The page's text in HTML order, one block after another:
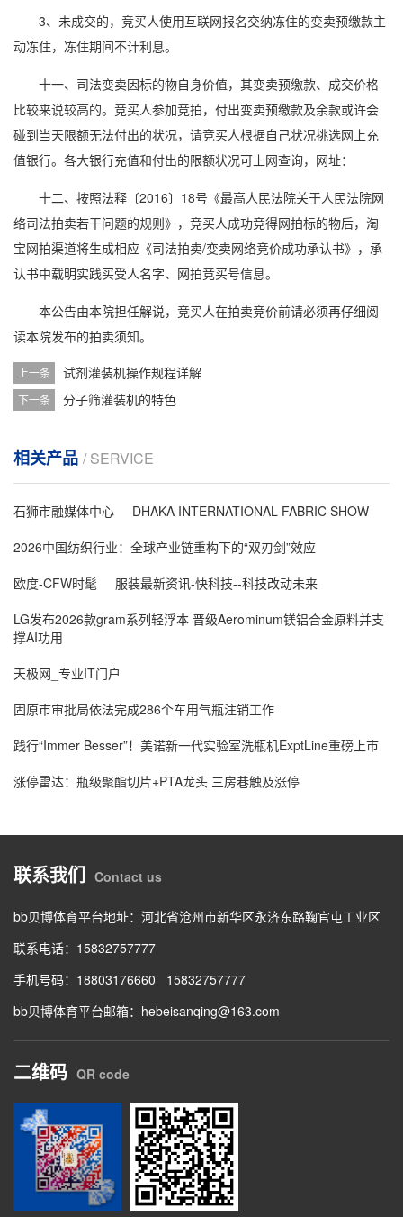
3、未成交的，竞买人使用互联网报名交纳冻住的变卖预缴款主
动冻住，冻住期间不计利息。
十一、司法变卖因标的物自身价值，其变卖预缴款、成交价格
比较来说较高的。竞买人参加竞拍，付出变卖预缴款及余款或许会
碰到当天限额无法付出的状况，请竞买人根据自己状况挑选网上充
值银行。各大银行充值和付出的限额状况可上网查询，网址：
十二、按照法释〔2016〕18号《最高人民法院关于人民法院网
络司法拍卖若干问题的规则》，竞买人成功竞得网拍标的物后，淘
宝网拍渠道将生成相应《司法拍卖/变卖网络竞价成功承认书》，承
认书中载明实践买受人名字、网拍竞买号信息。
本公告由本院担任解说，竞买人在拍卖竞价前请必须再仔细阅
读本院发布的拍卖须知。
上一条 试剂灌装机操作规程详解
下一条 分子筛灌装机的特色
相关产品 / SERVICE
石狮市融媒体中心
DHAKA INTERNATIONAL FABRIC SHOW
2026中国纺织行业：全球产业链重构下的“双刃剑”效应
欧度-CFW时髦
服装最新资讯-快科技--科技改动未来
LG发布2026款gram系列轻浮本 晋级Aerominum镁铝合金原料并支
撑AI功用
天极网_专业IT门户
固原市审批局依法完成286个车用气瓶注销工作
践行“Immer Besser”！美诺新一代实验室洗瓶机ExptLine重磅上市
涨停雷达：瓶级聚酯切片+PTA龙头 三房巷触及涨停
联系我们 Contact us
bb贝博体育平台地址： 河北省沧州市新华区永济东路鞠官屯工业区
联系电话： 15832757777
手机号码： 18803176660
15832757777
bb贝博体育平台邮箱： hebeisanqing@163.com
二维码 QR code